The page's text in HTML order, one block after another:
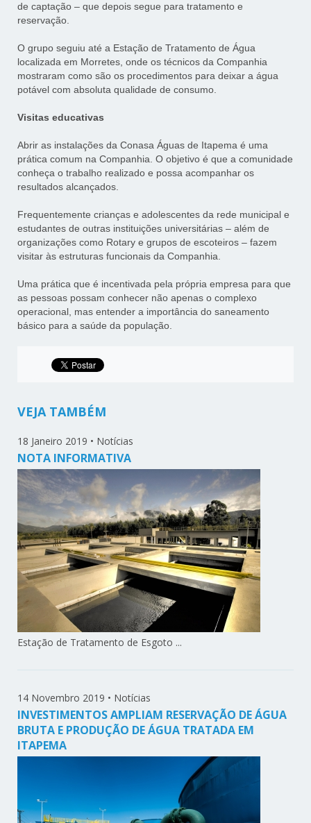
de captação – que depois segue para tratamento e
reservação.
O grupo seguiu até a Estação de Tratamento de Água
localizada em Morretes, onde os técnicos da Companhia
mostraram como são os procedimentos para deixar a água
potável com absoluta qualidade de consumo.
Visitas educativas
Abrir as instalações da Conasa Águas de Itapema é uma
prática comum na Companhia. O objetivo é que a comunidade
conheça o trabalho realizado e possa acompanhar os
resultados alcançados.
Frequentemente crianças e adolescentes da rede municipal e
estudantes de outras instituições universitárias – além de
organizações como Rotary e grupos de escoteiros – fazem
visitar às estruturas funcionais da Companhia.
Uma prática que é incentivada pela própria empresa para que
as pessoas possam conhecer não apenas o complexo
operacional, mas entender a importância do saneamento
básico para a saúde da população.
VEJA TAMBÉM
18 Janeiro 2019 • Notícias
NOTA INFORMATIVA
Estação de Tratamento de Esgoto ...
14 Novembro 2019 • Notícias
INVESTIMENTOS AMPLIAM RESERVAÇÃO DE ÁGUA
BRUTA E PRODUÇÃO DE ÁGUA TRATADA EM
ITAPEMA